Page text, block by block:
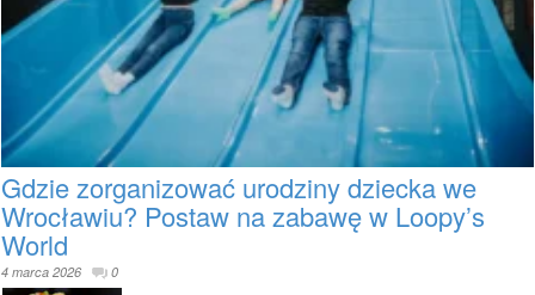
Gdzie zorganizować urodziny dziecka we
Wrocławiu? Postaw na zabawę w Loopy’s
World
4 marca 2026 0